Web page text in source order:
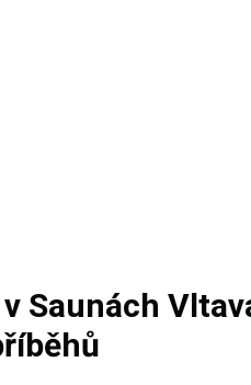
Saunách